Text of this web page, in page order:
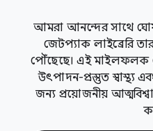
আমরা আনন্দের সাথে
জেটপ্যাক লাইব্রেরি
পৌঁছেছে। এই মাইলফলক
উৎপাদন-প্রস্তুত স্বাস্থ্য
জন্য প্রয়োজনীয়